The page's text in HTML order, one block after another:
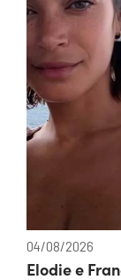
04/08/2026
Elodie e